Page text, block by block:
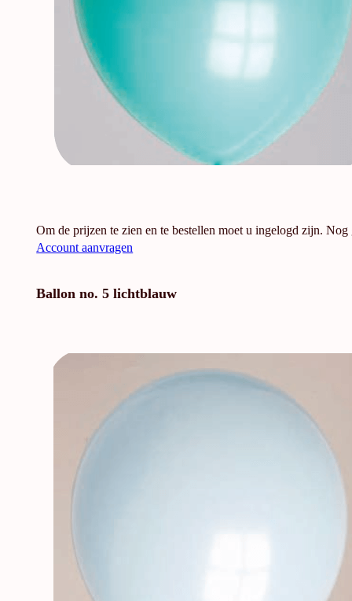
Om de prijzen te zien en te bestellen moet u ingelogd zijn. Nog
Account aanvragen
Ballon no. 5 lichtblauw